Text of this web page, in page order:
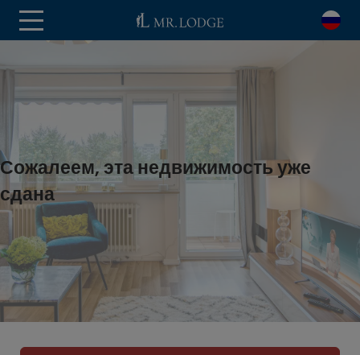
Сожалеем, эта недвижимость уже
сдана